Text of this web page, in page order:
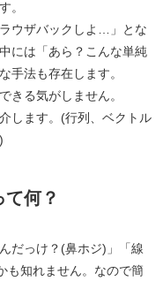
。
ウザバックしよ…」とな
には「あら？こんな単純
手法も存在します。
きる気がしません。
します。(行列、ベクトル
て何？
だっけ？(鼻ホジ)」「線
も知れません。なので簡